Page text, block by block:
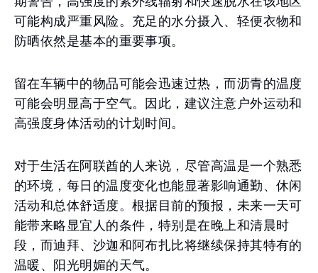
可能构成严重风险。充足的水分摄入、轻便衣物和
防晒依然是基本的重要事项。
留在车辆中的物品可能会迅速过热，而沥青的温度
可能会明显高于空气。因此，建议注意户外运动和
高强度身体活动的计划时间。
对于生活在阿联酋的人来说，尽管高温是一个熟悉
的环境，每日的温度变化也能显著影响通勤、休闲
活动和总体舒适度。根据目前的预报，未来一天可
能带来略显宜人的条件，特别是在晚上和清晨时
段，而迪拜、沙迦和阿布扎比将继续保持其特有的
温暖、阳光明媚的天气。